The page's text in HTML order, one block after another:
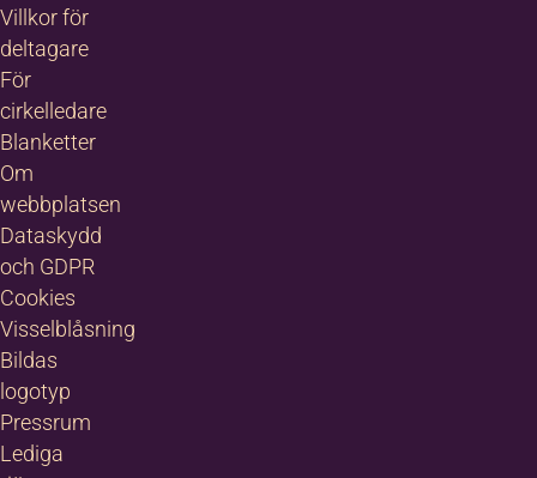
Villkor för
deltagare
För
cirkelledare
Blanketter
Om
webbplatsen
Dataskydd
och GDPR
Cookies
Visselblåsning
Bildas
logotyp
Pressrum
Lediga